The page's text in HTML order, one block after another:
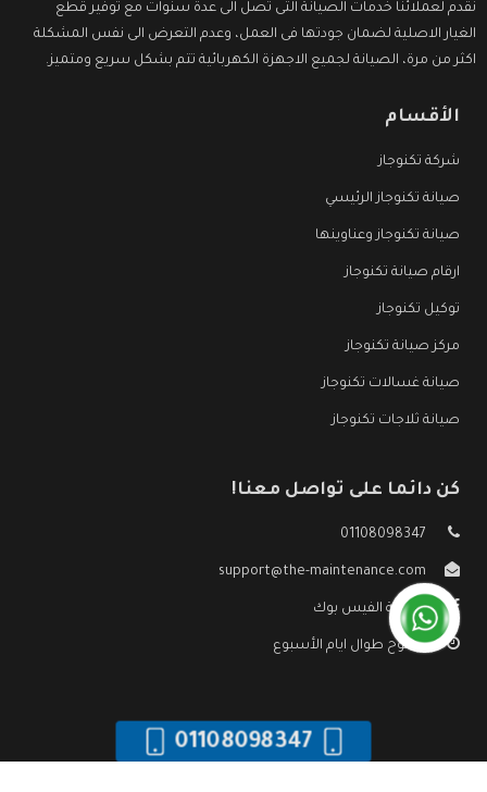
نقدم لعملائنا خدمات الصيانة التى تصل الى عدة سنوات مع توفير قطع
الغيار الاصلية لضمان جودتها فى العمل، وعدم التعرض الى نفس المشكلة
اكثر من مرة، الصيانة لجميع الاجهزة الكهربائية تتم بشكل سريع ومتميز.
الأقسام
شركة تكنوجاز
صيانة تكنوجاز الرئيسي
صيانة تكنوجاز وعناوينها
ارقام صيانة تكنوجاز
توكيل تكنوجاز
مركز صيانة تكنوجاز
صيانة غسالات تكنوجاز
صيانة ثلاجات تكنوجاز
كن دائما على تواصل معنا!
01108098347
support@the-maintenance.com
صفحة الفيس بوك
مفتوح طوال ايام الأسبوع
01108098347